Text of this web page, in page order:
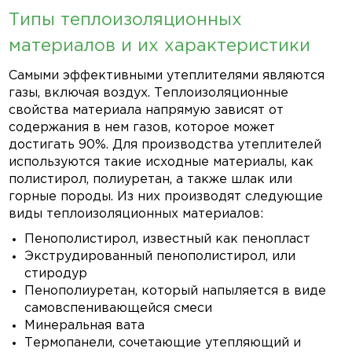
Типы теплоизоляционных
материалов и их характеристики
Самыми эффективными утеплителями являются
газы, включая воздух. Теплоизоляционные
свойства материала напрямую зависят от
содержания в нем газов, которое может
достигать 90%. Для производства утеплителей
используются такие исходные материалы, как
полистирол, полиуретан, а также шлак или
горные породы. Из них производят следующие
виды теплоизоляционных материалов:
Пенополистирол, известный как пенопласт
Экструдированный пенополистирол, или
стиродур
Пенополиуретан, который напыляется в виде
самовспенивающейся смеси
Минеральная вата
Термопанели, сочетающие утепляющий и